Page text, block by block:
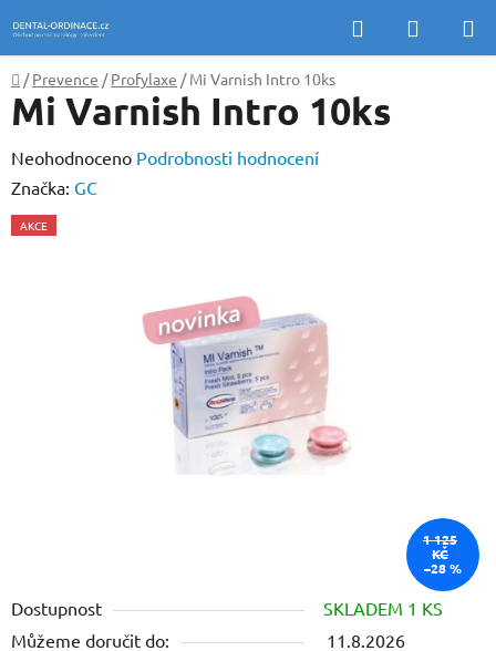
na
obsah
Hledat
KOŠÍK
Domů
/ Prevence / Profylaxe / Mi Varnish Intro 10ks
Dostupnost
SKLADEM 1 KS
Můžeme doručit do:
11.8.2026
Mi Varnish Intro 10ks
Průměrné
hodnocení
produktu
Neohodnoceno Podrobnosti hodnocení
Značka: GC
AKCE
1 125
KČ
–28 %